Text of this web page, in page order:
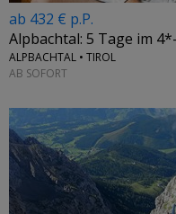
ab 432 € p.P.
Alpbachtal: 5 Tage im
ALPBACHTAL • TIROL
AB SOFORT
←